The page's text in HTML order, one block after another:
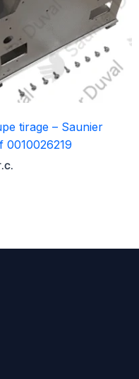
tirage – Saunier
0010026219